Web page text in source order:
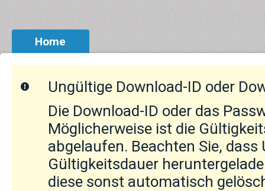
Home
Ungültige Download-ID oder
Die Download-ID oder das
Möglicherweise ist die
abgelaufen. Beachten Sie,
Gültigkeitsdauer
diese sonst automatisch